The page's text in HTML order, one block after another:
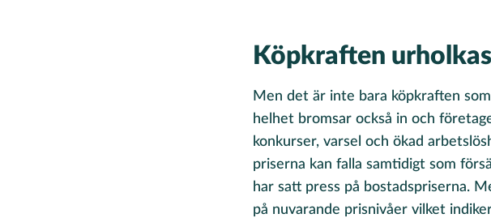
Köpkraften
Men det är inte bara köpkraften
helhet bromsar också in och
konkurser, varsel och ökad
priserna kan falla samtidigt som
har satt press på bostadspriserna.
på nuvarande prisnivåer vilket